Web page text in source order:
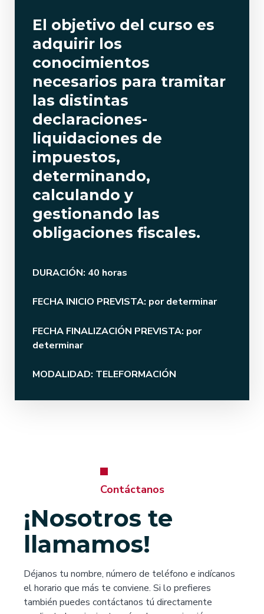
El objetivo del curso es
adquirir los
conocimientos
necesarios para tramitar
las distintas
declaraciones-
liquidaciones de
impuestos,
determinando,
calculando y
gestionando las
obligaciones fiscales.
DURACIÓN: 40 horas
FECHA INICIO PREVISTA: por determinar
FECHA FINALIZACIÓN PREVISTA: por
determinar
MODALIDAD: TELEFORMACIÓN
Contáctanos
¡Nosotros te
llamamos!
Déjanos tu nombre, número de teléfono e indícanos
el horario que más te conviene. Si lo prefieres
también puedes contáctanos tú directamente